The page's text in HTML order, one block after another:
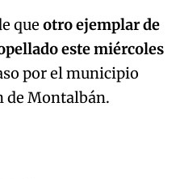
que otro ejemplar de
este miércoles
por el municipio
de Montalbán.